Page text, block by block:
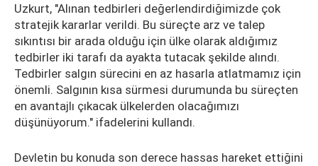
Uzkurt, "Alınan tedbirleri değerlendirdiğimizde çok
stratejik kararlar verildi. Bu süreçte arz ve talep
sıkıntısı bir arada olduğu için ülke olarak aldığımız
tedbirler iki tarafı da ayakta tutacak şekilde alındı.
Tedbirler salgın sürecini en az hasarla atlatmamız için
önemli. Salgının kısa sürmesi durumunda bu süreçten
en avantajlı çıkacak ülkelerden olacağımızı
düşünüyorum." ifadelerini kullandı.
Devletin bu konuda son derece hassas hareket ettiğini